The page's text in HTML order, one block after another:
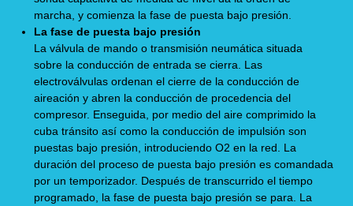
marcha, y comienza la fase de puesta bajo presión.
La fase de puesta bajo presión
La válvula de mando o transmisión neumática situada
sobre la conducción de entrada se cierra. Las
electroválvulas ordenan el cierre de la conducción de
aireación y abren la conducción de procedencia del
compresor. Enseguida, por medio del aire comprimido la
cuba tránsito así como la conducción de impulsión son
puestas bajo presión, introduciendo O2 en la red. La
duración del proceso de puesta bajo presión es comandada
por un temporizador. Después de transcurrido el tiempo
programado, la fase de puesta bajo presión se para. La